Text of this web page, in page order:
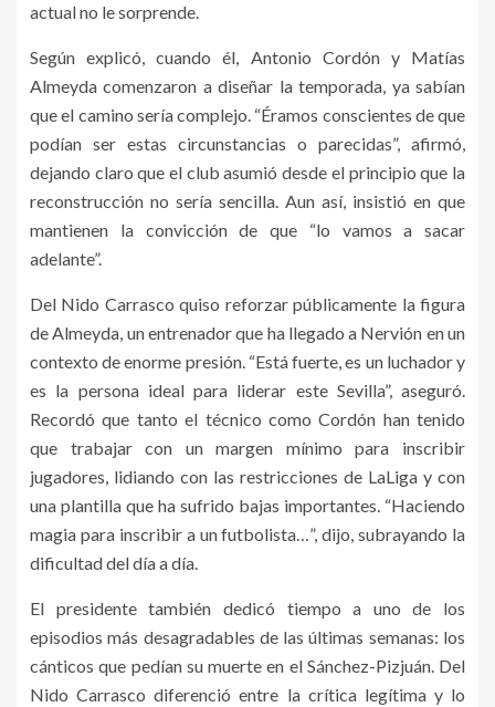
actual no le sorprende.
Según explicó, cuando él, Antonio Cordón y Matías
Almeyda comenzaron a diseñar la temporada, ya sabían
que el camino sería complejo. “Éramos conscientes de que
podían ser estas circunstancias o parecidas”, afirmó,
dejando claro que el club asumió desde el principio que la
reconstrucción no sería sencilla. Aun así, insistió en que
mantienen la convicción de que “lo vamos a sacar
adelante”.
Del Nido Carrasco quiso reforzar públicamente la figura
de Almeyda, un entrenador que ha llegado a Nervión en un
contexto de enorme presión. “Está fuerte, es un luchador y
es la persona ideal para liderar este Sevilla”, aseguró.
Recordó que tanto el técnico como Cordón han tenido
que trabajar con un margen mínimo para inscribir
jugadores, lidiando con las restricciones de LaLiga y con
una plantilla que ha sufrido bajas importantes. “Haciendo
magia para inscribir a un futbolista…”, dijo, subrayando la
dificultad del día a día.
El presidente también dedicó tiempo a uno de los
episodios más desagradables de las últimas semanas: los
cánticos que pedían su muerte en el Sánchez-Pizjuán. Del
Nido Carrasco diferenció entre la crítica legítima y lo